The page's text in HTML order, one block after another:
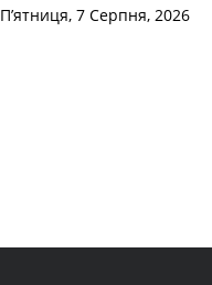
П’ятниця, 7 Серпня, 2026